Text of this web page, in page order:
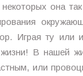
она так
Играя ту или
В нашей
или